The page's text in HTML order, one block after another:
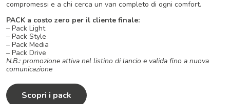
compromessi e a chi cerca un van completo di ogni comfort.
PACK a costo zero per il cliente finale:
– Pack Light
– Pack Style
– Pack Media
– Pack Drive
N.B.: promozione attiva nel listino di lancio e valida fino a nuova
comunicazione
Scopri i pack